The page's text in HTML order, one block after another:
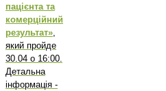
пацієнта та
комерційний
результат»,
який пройде
30.04 о 16:00.
Детальна
інформація -